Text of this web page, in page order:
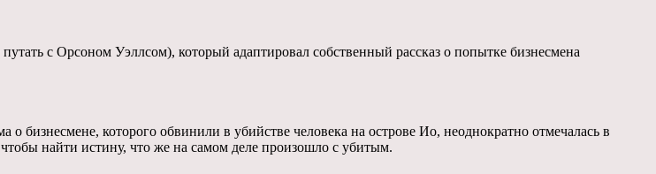
с Орсоном Уэллсом), который адаптировал собственный рассказ о попытке бизнесмена
которого обвинили в убийстве человека на острове Ио, неоднократно отмечалась в
найти истину, что же на самом деле произошло с убитым.